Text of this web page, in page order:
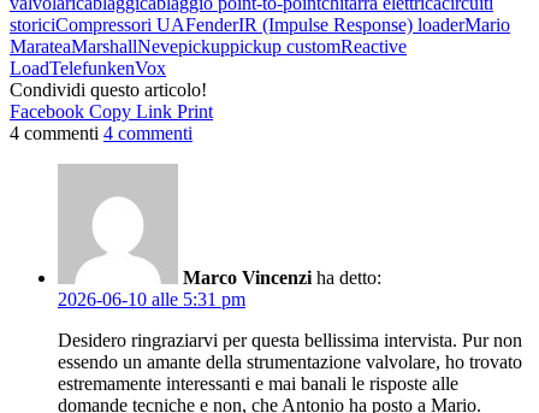
storiciCompressori UAFenderIR (Impulse Response) loaderMario
MarateaMarshallNevepickuppickup customReactive
LoadTelefunkenVox
Condividi questo articolo!
Facebook Copy Link Print
4 commenti 4 commenti
Marco Vincenzi ha detto:
2026-06-10 alle 5:31 pm
Desidero ringraziarvi per questa bellissima intervista. Pur non
essendo un amante della strumentazione valvolare, ho trovato
estremamente interessanti e mai banali le risposte alle
domande tecniche e non, che Antonio ha posto a Mario.